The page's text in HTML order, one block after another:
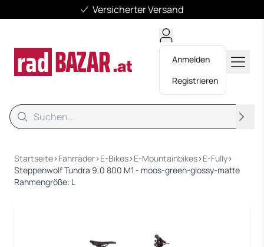
Versicherter Versand
Anmelden
Registrieren
Suche
Startseite›Fahrräder›E-Bikes›E-Mountainbikes›E-Fully›
Steppenwolf Tundra 9.0 800 M1 - moos-green-glossy-matte
Rahmengröße: L